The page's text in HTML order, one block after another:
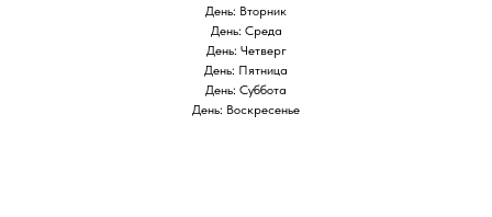
День: Вторник
День: Среда
День: Четверг
День: Пятница
День: Суббота
День: Воскресенье